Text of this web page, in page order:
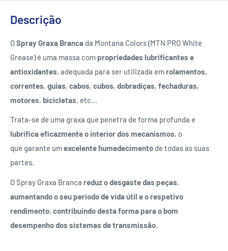
Descrição
OSpray Graxa Branca da Montana Colors (MTN PRO White
Grease) é uma massa compropriedades lubrificantes e
antioxidantes, adequada para ser utilizada emrolamentos,
correntes, guias, cabos, cubos, dobradiças, fechaduras,
motores, bicicletas, etc...
Trata-se de uma graxa que penetra de forma profunda e
lubrifica eficazmente o interior dos mecanismos, o
que garante umexcelente humedecimento de todas as suas
partes.
O Spray Graxa Branca reduz o desgaste das peças,
aumentando o seu período de vida útil e o respetivo
rendimento, contribuindo desta forma para o bom
desempenho dos sistemas de transmissão.